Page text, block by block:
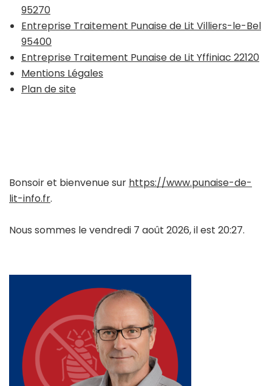
95270
Entreprise Traitement Punaise de Lit Villiers-le-Bel
95400
Entreprise Traitement Punaise de Lit Yffiniac 22120
Mentions Légales
Plan de site
Bonsoir et bienvenue sur https://www.punaise-de-
lit-info.fr.
Nous sommes le vendredi 7 août 2026, il est 20:27.